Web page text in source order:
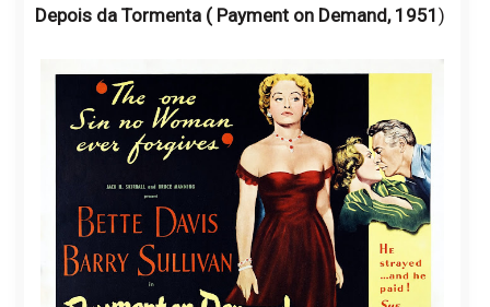
Depois da Tormenta ( Payment on Demand, 1951 )